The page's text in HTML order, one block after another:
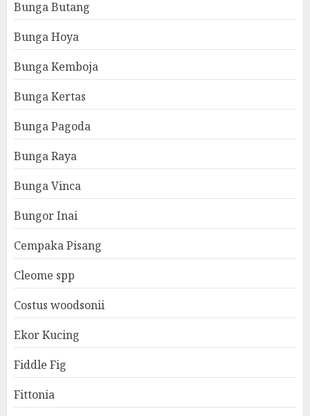
Bunga Butang
Bunga Hoya
Bunga Kemboja
Bunga Kertas
Bunga Pagoda
Bunga Raya
Bunga Vinca
Bungor Inai
Cempaka Pisang
Cleome spp
Costus woodsonii
Ekor Kucing
Fiddle Fig
Fittonia